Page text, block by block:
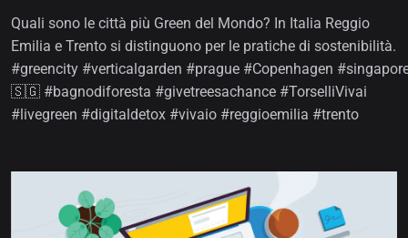
Quali sono le città più Green del Mondo? In Italia Reggio
Emilia e Trento si distinguono per le pratiche di sostenibilità.
#greencity #verticalgarden #prague #Copenhagen
🇸🇬 #bagnodiforesta #givetreesachance #TorselliVivai
#livegreen #digitaldetox #vivaio #reggioemilia #trento